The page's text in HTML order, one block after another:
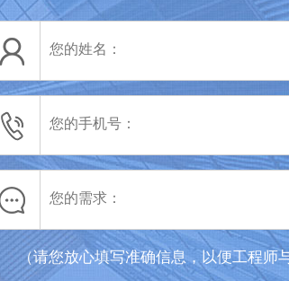
（请您放心填写准确信息，以便工程师